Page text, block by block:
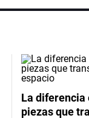
La diferencia
piezas que